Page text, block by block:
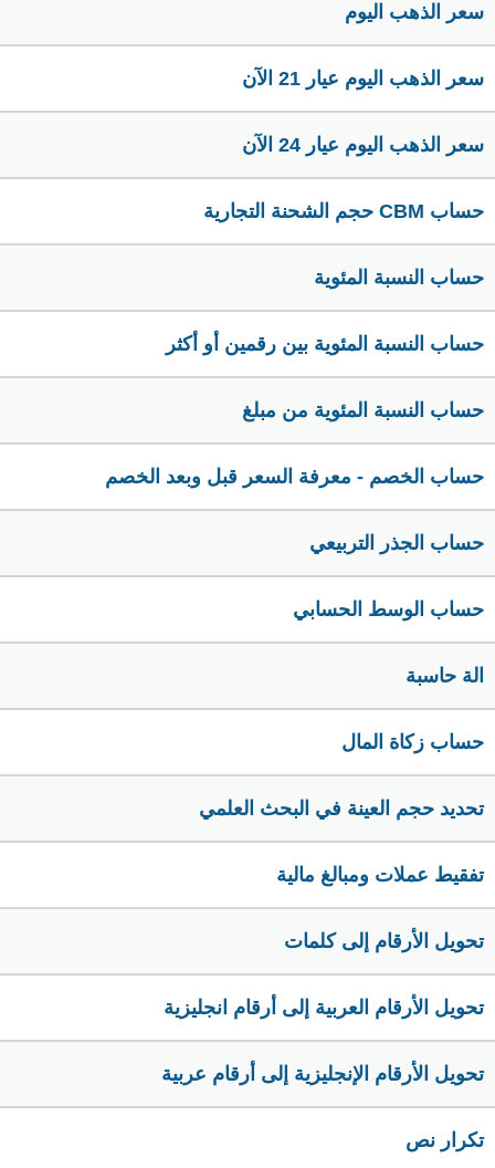
سعر الذهب اليوم
سعر الذهب اليوم عيار 21 الآن
سعر الذهب اليوم عيار 24 الآن
حساب CBM حجم الشحنة التجارية
حساب النسبة المئوية
حساب النسبة المئوية بين رقمين أو أكثر
حساب النسبة المئوية من مبلغ
حساب الخصم - معرفة السعر قبل وبعد الخصم
حساب الجذر التربيعي
حساب الوسط الحسابي
الة حاسبة
حساب زكاة المال
تحديد حجم العينة في البحث العلمي
تفقيط عملات ومبالغ مالية
تحويل الأرقام إلى كلمات
تحويل الأرقام العربية إلى أرقام انجليزية
تحويل الأرقام الإنجليزية إلى أرقام عربية
تكرار نص